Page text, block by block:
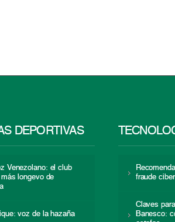
DEPORTIVAS
Venezolano: el club
longevo de
voz de la hazaña
fraude
Claves
Banesco: